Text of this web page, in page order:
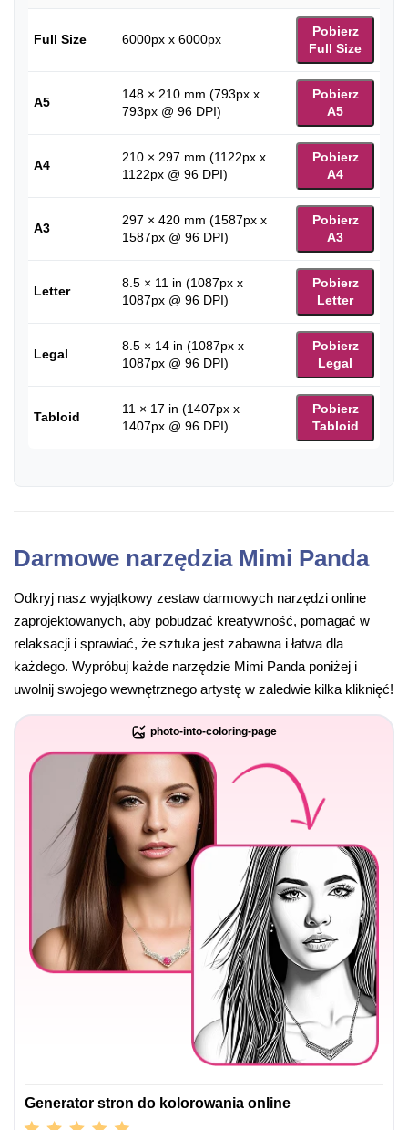
Full Size 6000px x 6000px
Pobierz
Full Size
A5
148 × 210 mm (793px x
793px @ 96 DPI)
Pobierz
A5
A4
210 × 297 mm (1122px x
1122px @ 96 DPI)
Pobierz
A4
A3
297 × 420 mm (1587px x
1587px @ 96 DPI)
Pobierz
A3
Letter
8.5 × 11 in (1087px x
1087px @ 96 DPI)
Pobierz
Letter
Legal
8.5 × 14 in (1087px x
1087px @ 96 DPI)
Pobierz
Legal
Tabloid
11 × 17 in (1407px x
1407px @ 96 DPI)
Pobierz
Tabloid
Darmowe narzędzia Mimi Panda
Odkryj nasz wyjątkowy zestaw darmowych narzędzi online
zaprojektowanych, aby pobudzać kreatywność, pomagać w
relaksacji i sprawiać, że sztuka jest zabawna i łatwa dla
każdego. Wypróbuj każde narzędzie Mimi Panda poniżej i
uwolnij swojego wewnętrznego artystę w zaledwie kilka kliknięć!
photo-into-coloring-page
Generator stron do kolorowania online